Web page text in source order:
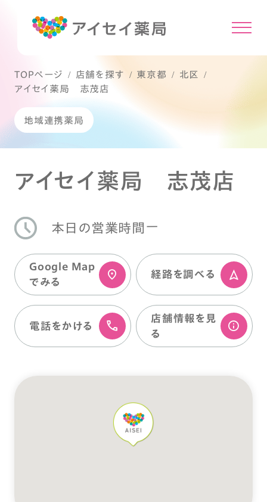
TOPページ 店舗を探す 東京都
北区
アイセイ薬局 志茂店
地域連携薬局
アイセイ薬局 志茂店
本日の営業時間 ー
Google Map
でみる
経路を調べる
電話をかける
店舗情報を⾒
る